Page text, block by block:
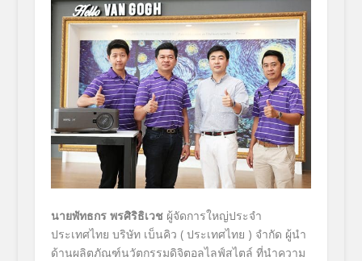
นายพัทธกร พรศิริธิเวชผู้จัดการใหญ่ประจำ
ประเทศไทย บริษัท เบ็นคิว ( ประเทศไทย ) จำกัด ผู้นำ
ด้านผลิตภัณฑ์นวัตกรรมดิจิตอลไลฟ์สไตล์ ที่นำความ